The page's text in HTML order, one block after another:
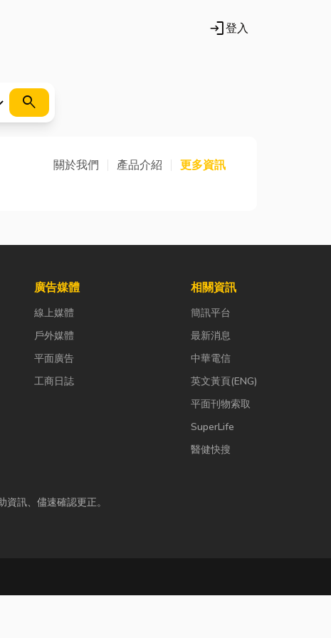
login登入
search
關於我們 產品介紹 更多資訊
廣告媒體
線上媒體
戶外媒體
平面廣告
工商日誌
相關資訊
簡訊平台
最新消息
中華電信
英文黃頁(ENG)
平面刊物索取
SuperLife
醫健快搜
資訊、儘速確認更正。